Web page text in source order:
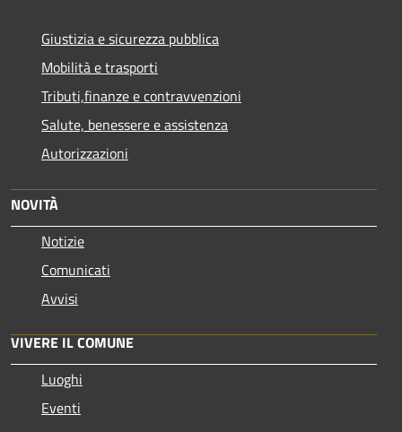
Giustizia e sicurezza pubblica
Mobilità e trasporti
Tributi,finanze e contravvenzioni
Salute, benessere e assistenza
Autorizzazioni
NOVITÀ
Notizie
Comunicati
Avvisi
VIVERE IL COMUNE
Luoghi
Eventi